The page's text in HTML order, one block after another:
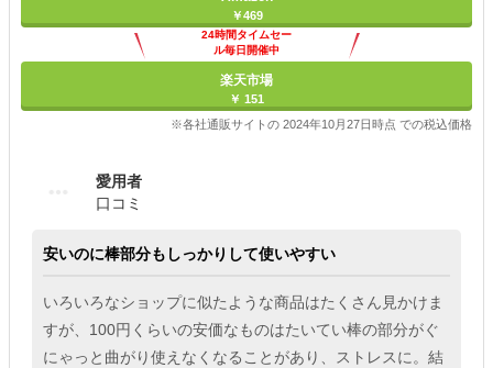
￥469
24時間タイムセー
ル毎日開催中
楽天市場
￥ 151
※各社通販サイトの 2024年10月27日時点 での税込価格
愛用者
口コミ
安いのに棒部分もしっかりして使いやすい
いろいろなショップに似たような商品はたくさん見かけま
すが、100円くらいの安価なものはたいてい棒の部分がぐ
にゃっと曲がり使えなくなることがあり、ストレスに。結